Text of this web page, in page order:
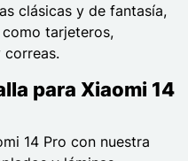
clásicas y de fantasía,
tarjeteros,
para Xiaomi 14
14 Pro con nuestra